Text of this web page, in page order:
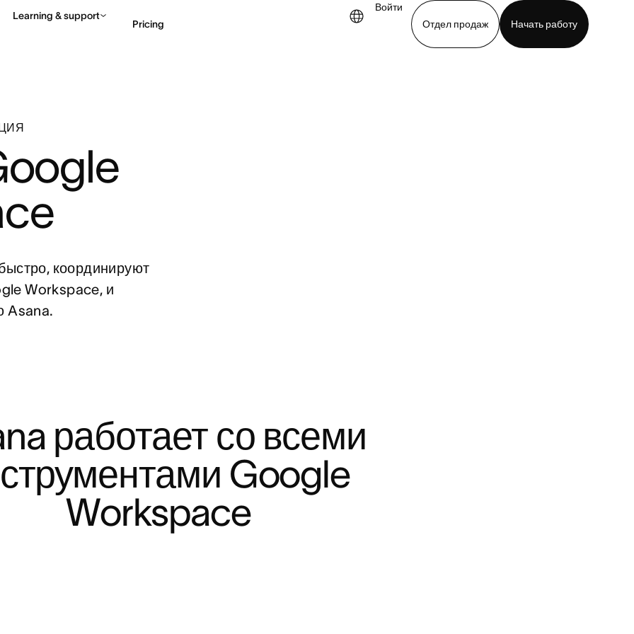
Learning & support
Pricing
Войти
Отдел продаж
Начать работу
координируют
Workspace, и
Asana.
работает со всеми
Google
Workspace